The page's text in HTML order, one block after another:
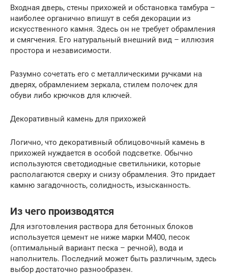
Входная дверь, стены прихожей и обстановка тамбура –
наиболее органично впишут в себя декорации из
искусственного камня. Здесь он не требует обрамления
и смягчения. Его натуральный внешний вид – иллюзия
простора и независимости.
Разумно сочетать его с металлическими ручками на
дверях, обрамлением зеркала, стилем полочек для
обуви либо крючков для ключей.
Декоративный камень для прихожей
Логично, что декоративный облицовочный камень в
прихожей нуждается в особой подсветке. Обычно
используются светодиодные светильники, которые
располагаются сверху и снизу обрамления. Это придает
камню загадочность, солидность, изысканность.
Из чего производятся
Для изготовления раствора для бетонных блоков
используется цемент не ниже марки М400, песок
(оптимальный вариант песка – речной), вода и
наполнитель. Последний может быть различным, здесь
выбор достаточно разнообразен.